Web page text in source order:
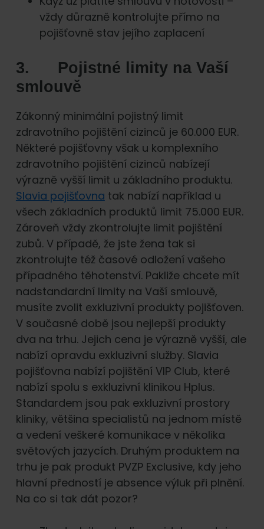
vždy důrazně kontrolujte přímo na
pojišťovně stav jejího zaplacení
3. Pojistné limity na Vaší
smlouvě
Zákonný minimální pojistný limit
zdravotního pojištění cizinců je 60.000 EUR.
Některé pojišťovny však u komplexního
zdravotního pojištění cizinců nabízejí
výrazně vyšší limit u základního produktu.
Slavia pojišťovna tak nabízí například u
všech základních produktů limit 75.000 EUR.
Zároveň vždy zkontrolujte limit pojištění
zubů. V případě, že jste žena tak si
zkontrolujte též časové odložení vašeho
případného těhotenství. Pakliže chcete mít
nadstandardní limity na Vaší smlouvě,
musíte zvolit exkluzivní produkty pojišťoven.
V současné době jsou nejlepší produkty
dva na trhu. Jejich cena je výrazně vyšší, ale
nabízí opravdu exkluzivní služby. Slavia
pojišťovna nabízí pojištění VIP Club, které
nabízí spolu s exkluzivní klinikou Hplus.
Standardem jsou pak exkluzivní prostory
kliniky, většina specialistů na jednom místě
a vedení veškeré komunikace v několika
světových jazycích. Druhým produktem na
trhu je pak produkt PVZP Exclusive, kdy jeho
hlavní předností je absence výluk při plnění.
Na co si tak dát pozor?